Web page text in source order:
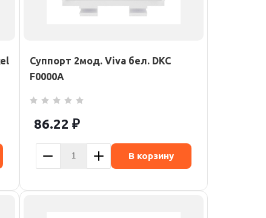
Суппорт 2мод. Viva бел. DKC
F0000A
86.22 ₽
В корзину